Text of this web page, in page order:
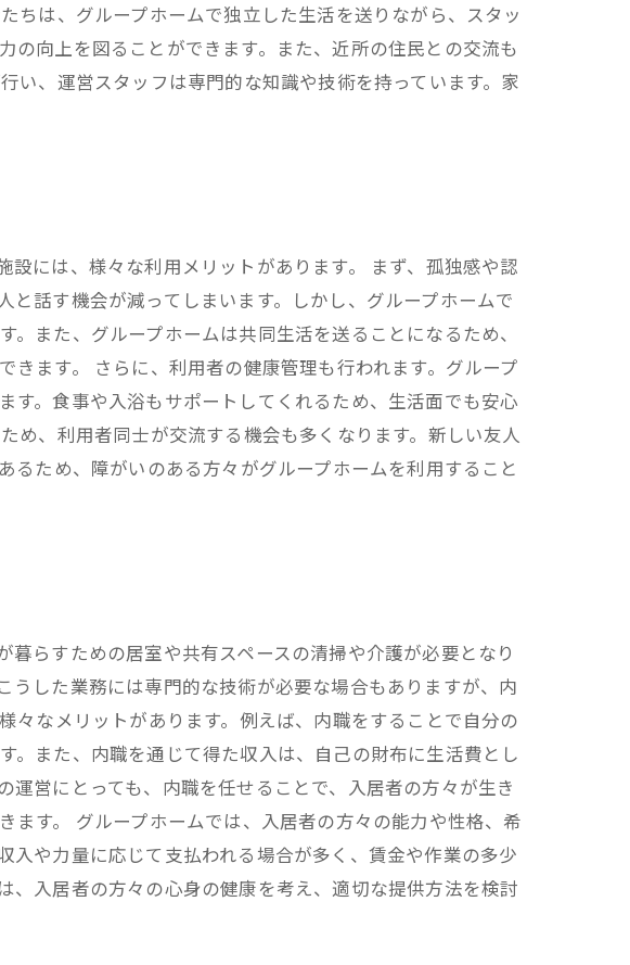
ちは、グループホームで独立した生活を送りながら、スタッ
向上を図ることができます。また、近所の住民との交流も
い、運営スタッフは専門的な知識や技術を持っています。家
には、様々な利用メリットがあります。 まず、孤独感や認
話す機会が減ってしまいます。しかし、グループホームで
また、グループホームは共同生活を送ることになるため、
ます。 さらに、利用者の健康管理も行われます。グループ
。食事や入浴もサポートしてくれるため、生活面でも安心
め、利用者同士が交流する機会も多くなります。新しい友人
るため、障がいのある方々がグループホームを利用すること
らすための居室や共有スペースの清掃や介護が必要となり
した業務には専門的な技術が必要な場合もありますが、内
々なメリットがあります。例えば、内職をすることで自分の
また、内職を通じて得た収入は、自己の財布に生活費とし
営にとっても、内職を任せることで、入居者の方々が生き
す。 グループホームでは、入居者の方々の能力や性格、希
や力量に応じて支払われる場合が多く、賃金や作業の多少
入居者の方々の心身の健康を考え、適切な提供方法を検討